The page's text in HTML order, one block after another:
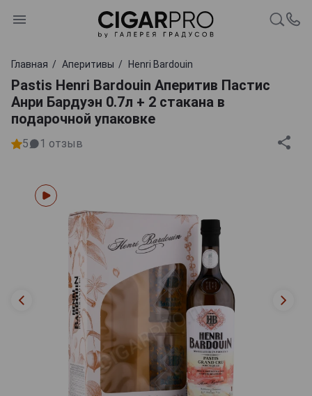
Главная Аперитивы Henri Bardouin
Pastis Henri Bardouin Аперитив Пастис
Анри Бардуэн 0.7л + 2 стакана в
подарочной упаковке
5 1 отзыв